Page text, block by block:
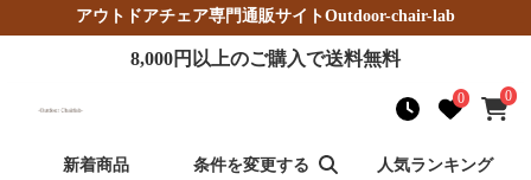
アウトドアチェア専門通販サイトOutdoor-chair-lab
8,000円以上のご購入で送料無料
0 0
新着商品 条件を変更する 人気ランキング